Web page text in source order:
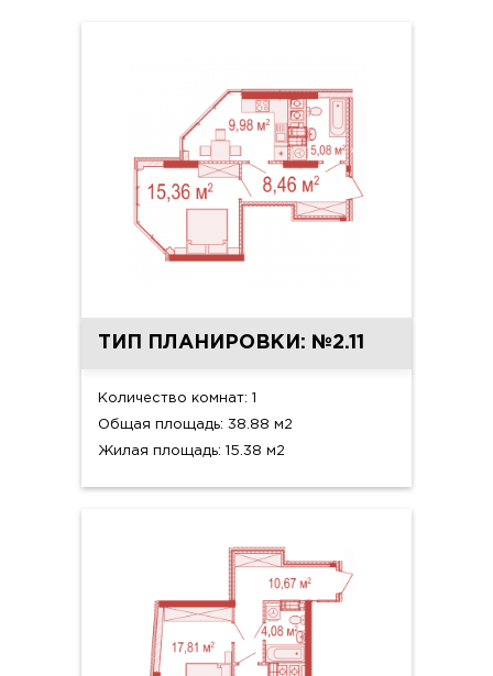
ТИП ПЛАНИРОВКИ: №2.11
Количество комнат: 1
Общая площадь: 38.88 м2
Жилая площадь: 15.38 м2